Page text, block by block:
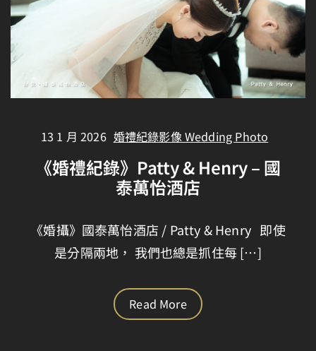
13 1 月 2026 婚禮紀錄影像 Wedding Photo
《婚禮紀錄》Patty & Henry – 國
泰萬怡酒店
《婚攝》國泰萬怡酒店 / Patty & Henry 即使
是分隔兩地， 我們也總是抓住每 […]
Read More